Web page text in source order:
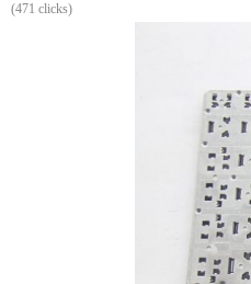
(471 clicks)